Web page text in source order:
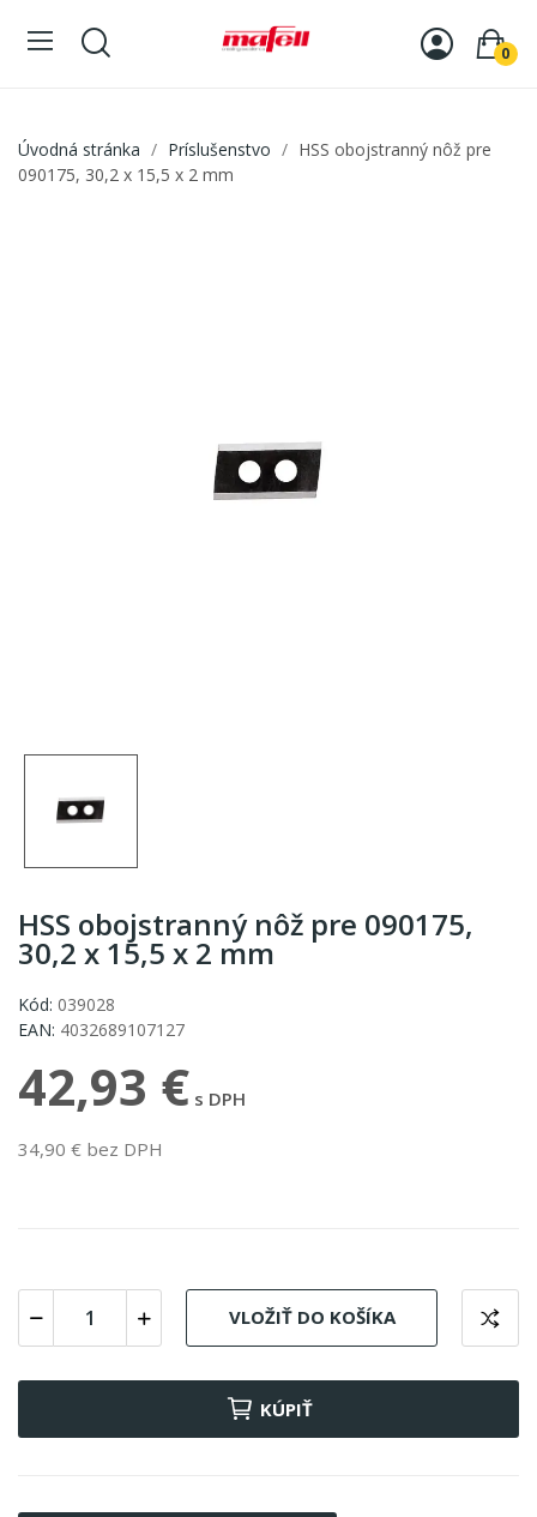
0
Úvodná stránka Príslušenstvo
HSS obojstranný nôž pre
090175, 30,2 x 15,5 x 2 mm
HSS obojstranný nôž pre 090175,
30,2 x 15,5 x 2 mm
Kód: 039028
EAN: 4032689107127
42,93 € s DPH
34,90 € bez DPH
VLOŽIŤ DO KOŠÍKA
KÚPIŤ